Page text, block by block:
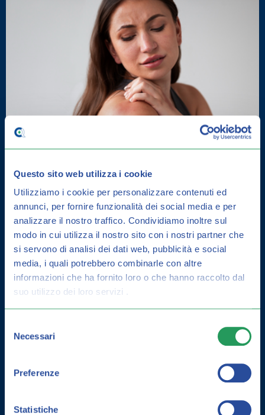
Questo sito web utilizza i cookie
Utilizziamo i cookie per personalizzare contenuti ed
annunci, per fornire funzionalità dei social media e per
analizzare il nostro traffico. Condividiamo inoltre sul
modo in cui utilizza il nostro sito con i nostri partner che
si servono di analisi dei dati web, pubblicità e social
media, i quali potrebbero combinarle con altre
informazioni che ha fornito loro o che hanno raccolto dal
suo utilizzo dei loro servizi .
delNecessari
Preferenze
Statistiche
DERMATITE SEBORROICA: COME
CURARLA E GUIDA ALLA
PREVENZIONE